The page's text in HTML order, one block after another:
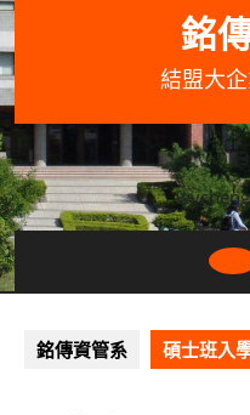
Skip
to
content
銘
結盟大
銘傳資管系
碩士班入